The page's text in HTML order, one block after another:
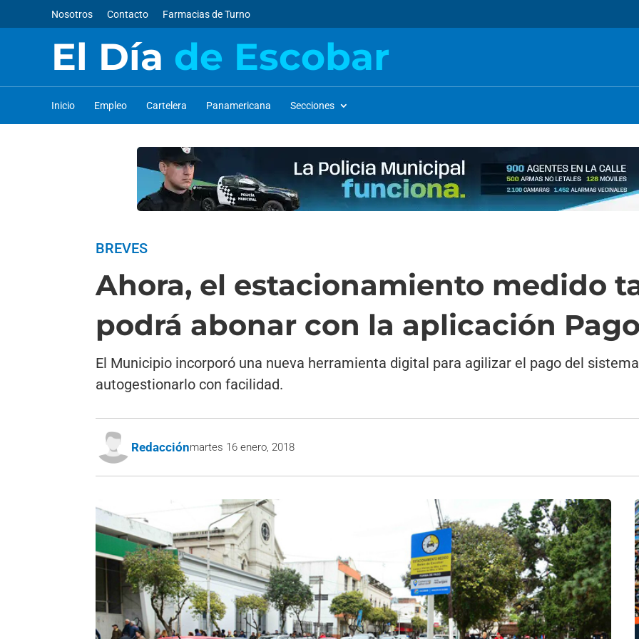
Nosotros Contacto Farmacias de Turno
El Día de Escobar
Inicio Empleo Cartelera Panamericana Secciones
BREVES
Ahora, el estacionamiento medido
podrá abonar con la aplicación
El Municipio incorporó una nueva herramienta digital para agilizar el pago del
autogestionarlo con facilidad.
Redacciónmartes 16 enero, 2018